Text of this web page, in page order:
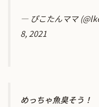
— ぴこたんママ
8, 2021
めっちゃ魚臭そう！